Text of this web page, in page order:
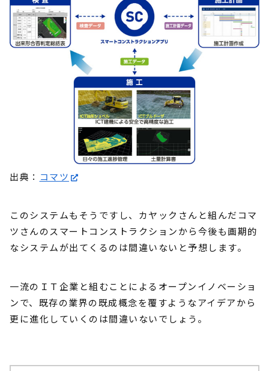
出典： コマツ
このシステムもそうですし、カヤックさんと組んだコマ
ツさんのスマートコンストラクションから今後も画期的
なシステムが出てくるのは間違いないと予想します。
一流のＩＴ企業と組むことによるオープンイノベーショ
ンで、既存の業界の既成概念を覆すようなアイデアから
更に進化していくのは間違いないでしょう。